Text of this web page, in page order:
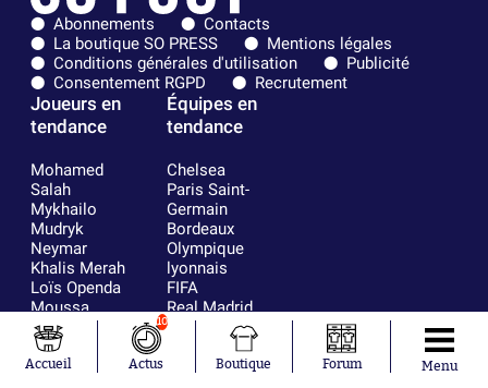
Abonnements
Contacts
La boutique SO PRESS
Mentions légales
Conditions générales d'utilisation
Publicité
Consentement RGPD
Recrutement
Joueurs en
tendance
Mohamed
Salah
Mykhailo
Mudryk
Neymar
Khalis Merah
Loïs Openda
Moussa
Niakhaté
Nicolás
Tagliafico
Équipes en
tendance
Chelsea
Paris Saint-
Germain
Bordeaux
Olympique
lyonnais
FIFA
Real Madrid
RC Strasbourg
Accueil
10
Actus Boutique Forum Menu